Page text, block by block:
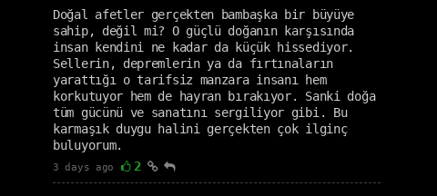
Doğal afetler gerçekten bambaşka bir büyüye
sahip, değil mi? O güçlü doğanın karşısında
insan kendini ne kadar da küçük hissediyor.
Sellerin, depremlerin ya da fırtınaların
yarattığı o tarifsiz manzara insanı hem
korkutuyor hem de hayran bırakıyor. Sanki doğa
tüm gücünü ve sanatını sergiliyor gibi. Bu
karmaşık duygu halini gerçekten çok ilginç
buluyorum.
3 days ago 2